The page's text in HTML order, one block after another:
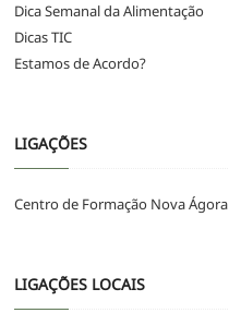
Dica Semanal da Alimentação
Dicas TIC
Estamos de Acordo?
LIGAÇÕES
Centro de Formação Nova Ágora
LIGAÇÕES LOCAIS